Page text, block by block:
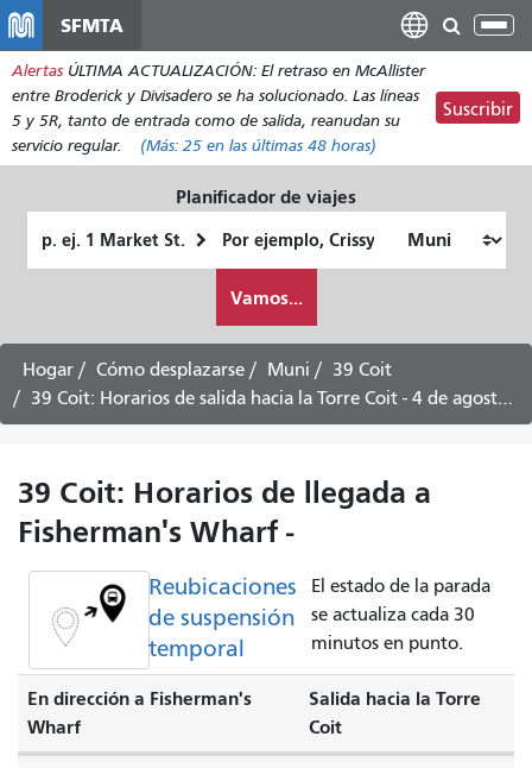
contenido
principal
SFMTA
Alertas ÚLTIMA ACTUALIZACIÓN: El retraso en McAllister
entre Broderick y Divisadero se ha solucionado. Las líneas
5 y 5R, tanto de entrada como de salida, reanudan su
servicio regular.
(Más: 25 en las últimas 48 horas)
Suscribir
Planificador de viajes
de
quiero
viajar
Vamos...
Hogar Cómo desplazarse Muni
39 Coit
39 Coit: Horarios de salida hacia la Torre Coit - 4 de agosto de 2026
39 Coit: Horarios de llegada a
Fisherman's Wharf -
Reubicaciones
de suspensión
temporal
El estado de la parada
se actualiza cada 30
minutos en punto.
En dirección a Fisherman's
Wharf
Salida hacia la Torre
Coit